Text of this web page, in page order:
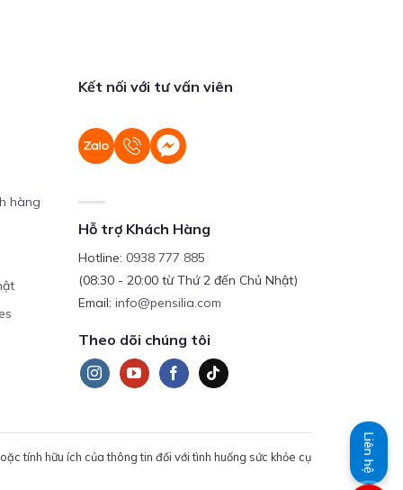
hàng
Kết nối với tư vấn viên
Hỗ trợ Khách Hàng
Hotline:0938 777 885
(08:30 - 20:00 từ Thứ 2 đến Chủ Nhật)
Email:info@pensilia.com
Theo dõi chúng tôi
tính hữu ích của thông tin đối với tình huống sức khỏe cụ Liên hệ